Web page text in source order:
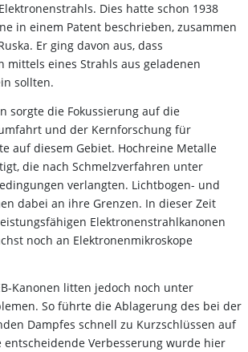
Dies hatte schon 1938
in einem Patent beschrieben, zusammen
Er ging davon aus, dass
mittels eines Strahls aus geladenen
sollten.
sorgte die Fokussierung auf die
und der Kernforschung für
auf diesem Gebiet. Hochreine Metalle
die nach Schmelzverfahren unter
verlangten. Lichtbogen- und
dabei an ihre Grenzen. In dieser Zeit
Elektronenstrahlkanonen
noch an Elektronenmikroskope
Kanonen litten jedoch noch unter
So führte die Ablagerung des bei der
Dampfes schnell zu Kurzschlüssen auf
entscheidende Verbesserung wurde hier